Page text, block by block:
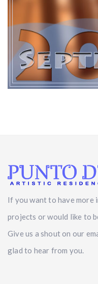
If you want to have more
projects or would like to
Give us a shout on our
glad to hear from you.